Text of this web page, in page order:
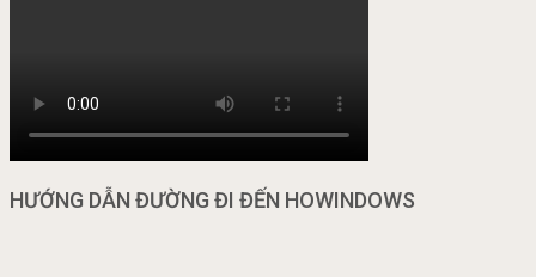
HƯỚNG DẪN ĐƯỜNG ĐI ĐẾN HOWINDOWS